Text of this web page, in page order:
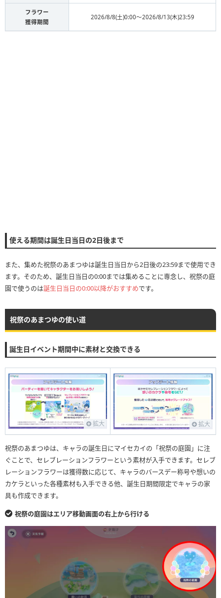
フラワー
獲得期間
2026/8/8(土)0:00〜2026/8/13(木)23:59
使える期間は誕生日当日の2日後まで
また、集めた祝祭のあまつゆは誕生日当日から2日後の23:59まで使用でき
ます。そのため、誕生日当日の0:00までは集めることに専念し、祝祭の庭
園で使うのは誕生日当日の0:00以降がおすすめです。
祝祭のあまつゆの使い道
誕生日イベント期間中に素材と交換できる
拡大 拡大
祝祭のあまつゆは、キャラの誕生日にマイセカイの「祝祭の庭園」に注
ぐことで、セレブレーションフラワーという素材が入手できます。セレブ
レーションフラワーは獲得数に応じて、キャラのバースデー称号や想いの
カケラといった各種素材も入手できる他、誕生日期間限定でキャラの家
具も作成できます。
祝祭の庭園はエリア移動画面の右上から行ける